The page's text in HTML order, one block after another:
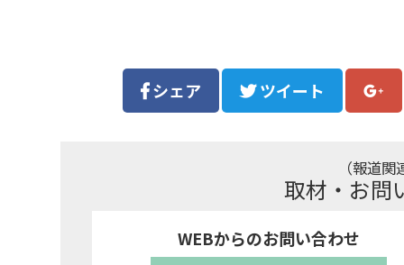
シェア ツイート
（報道
取材・お問
WEBからのお問い合わせ